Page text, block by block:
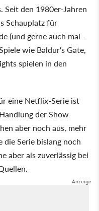
Seit den 1980er-Jahren
Schauplatz für
(und gerne auch mal -
wie Baldur's Gate,
spielen in den
eine Netflix-Serie ist
der Show
aber noch aus, mehr
Serie bislang noch
aber als zuverlässig bei